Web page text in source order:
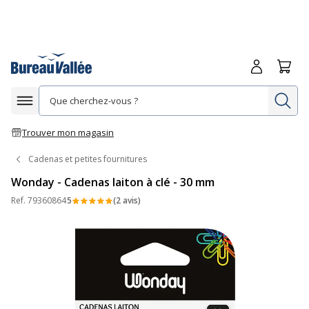
Afficher la navigation
Trouver mon magasin
Me
Cadenas et petites fournitures
Wonday - Cadenas laiton à clé - 30 mm
Ref. 793608645 (2 avis)